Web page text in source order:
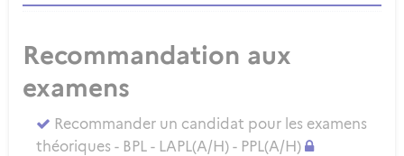
Recommandation aux
examens
Recommander un candidat pour les examens
théoriques - BPL - LAPL(A/H) - PPL(A/H)